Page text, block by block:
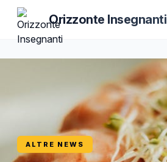
Orizzonte Insegnanti
ALTRE NEWS